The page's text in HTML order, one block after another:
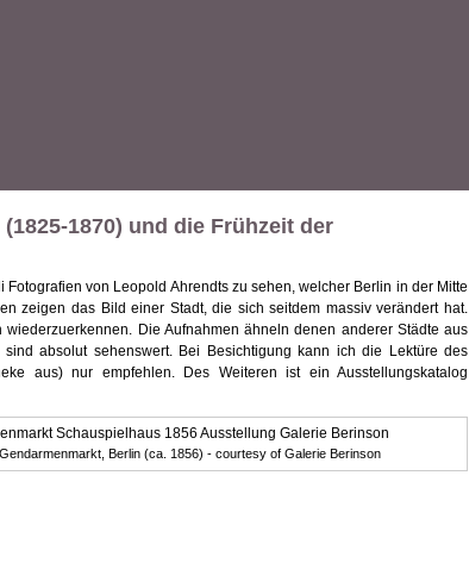
1870) und die Frühzeit der
von Leopold Ahrendts zu sehen, welcher Berlin in der Mitte
zeigen das Bild einer Stadt, die sich seitdem massiv verändert hat.
Die Aufnahmen ähneln denen anderer Städte aus
sind absolut sehenswert. Bei Besichtigung kann ich die Lektüre des
aus) nur empfehlen. Des Weiteren ist ein Ausstellungskatalog
Berlin (ca. 1856) - courtesy of Galerie Berinson